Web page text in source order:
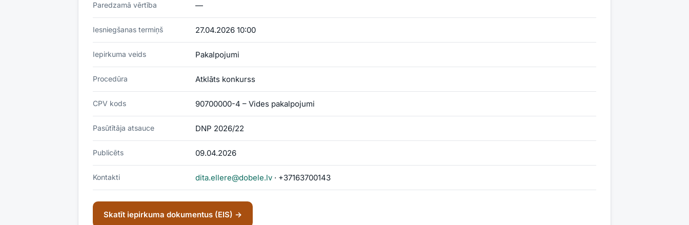
Paredzamā vērtība —
Iesniegšanas termiņš 27.04.2026 10:00
Iepirkuma veids Pakalpojumi
Procedūra Atklāts konkurss
CPV kods 90700000-4 – Vides pakalpojumi
Pasūtītāja atsauce DNP 2026/22
Publicēts 09.04.2026
Kontakti dita.ellere@dobele.lv · +37163700143
Skatīt iepirkuma dokumentus (EIS) →